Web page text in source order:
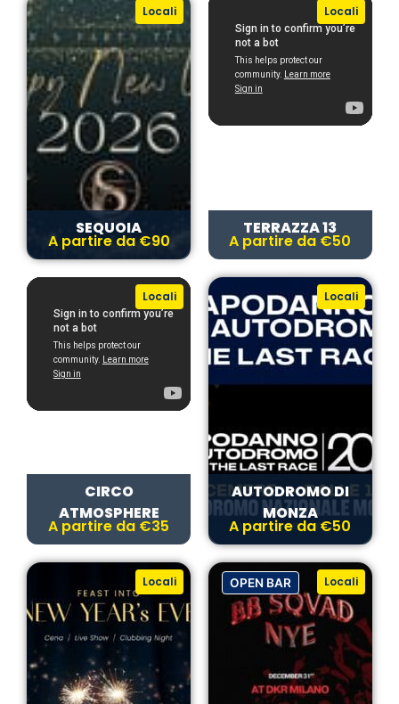
Locali
SEQUOIA
A partire da €90
Locali
TERRAZZA 13
A partire da €50
Locali
CIRCO
ATMOSPHERE
A partire da €35
Locali
AUTODROMO DI
MONZA
A partire da €50
Locali OPEN BAR Locali